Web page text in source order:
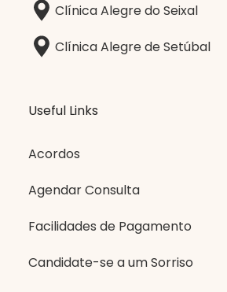
Clínica Alegre do Seixal
Clínica Alegre de Setúbal
Useful Links
Acordos
Agendar Consulta
Facilidades de Pagamento
Candidate-se a um Sorriso